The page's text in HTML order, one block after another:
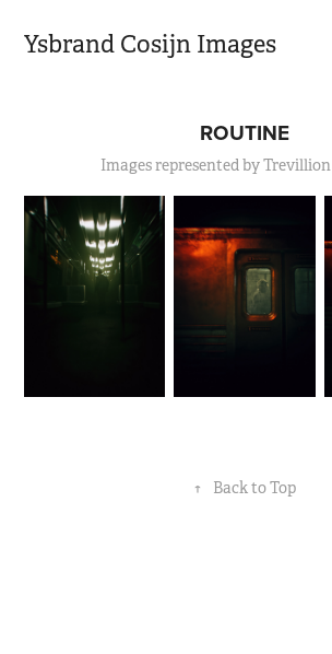
Ysbrand Cosijn Images
ROUTINE
Images represented by
↑ Back to Top